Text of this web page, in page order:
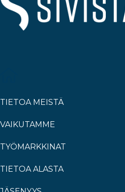
TIETOA MEISTÄ
VAIKUTAMME
TYÖMARKKINAT
TIETOA ALASTA